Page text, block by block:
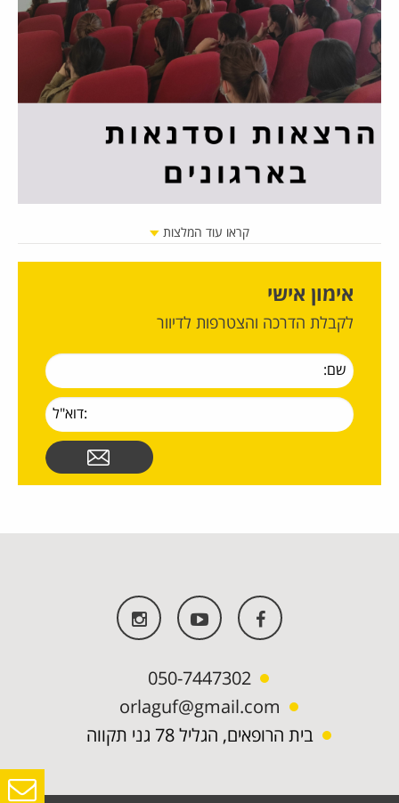
קראו עוד המלצות
אימון אישי
לקבלת הדרכה והצטרפות לדיוור
050-7447302
orlaguf@gmail.com
בית הרופאים, הגליל 78 גני תקווה